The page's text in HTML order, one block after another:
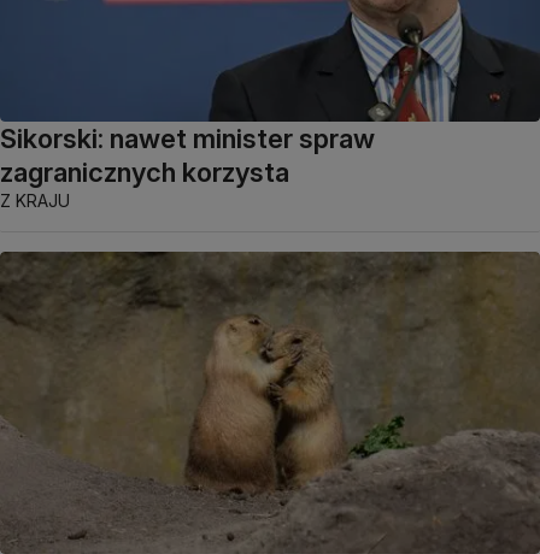
Sikorski: nawet minister spraw
zagranicznych korzysta
Z KRAJU